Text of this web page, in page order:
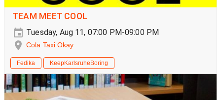
TEAM MEET COOL
Tuesday, Aug 11, 07:00 PM-09:00 PM
Cola Taxi Okay
Fedika KeepKarlsruheBoring